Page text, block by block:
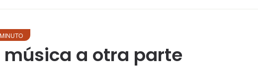
música a otra parte